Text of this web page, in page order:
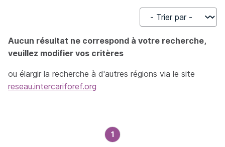
Trier par
Aucun résultat ne correspond à votre recherche,
veuillez modifier vos critères
ou élargir la recherche à d'autres régions via le site
reseau.intercariforef.org
1